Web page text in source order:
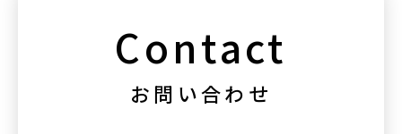
Contact
お問い合わせ